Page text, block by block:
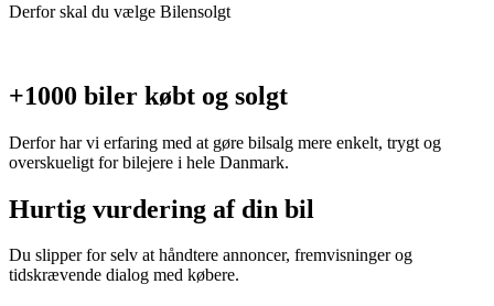
Derfor skal du vælge Bilensolgt
+1000 biler købt og solgt
Derfor har vi erfaring med at gøre bilsalg mere enkelt, trygt og
overskueligt for bilejere i hele Danmark.
Hurtig vurdering af din bil
Du slipper for selv at håndtere annoncer, fremvisninger og
tidskrævende dialog med købere.